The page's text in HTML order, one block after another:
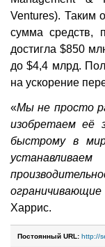
Ventures). Таким
сумма средств,
достигла $850
до $4,4 млрд.
на ускорение
«Мы не просто
изобретаем её
быстрому в
Харрис.
Постоянный URL: http://